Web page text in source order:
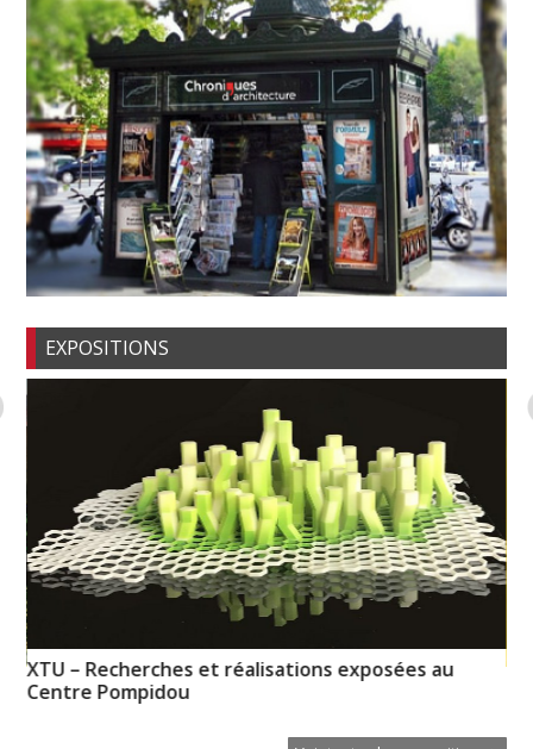
EXPOSITIONS
XTU – Recherches et réalisations exposées au
Centre Pompidou